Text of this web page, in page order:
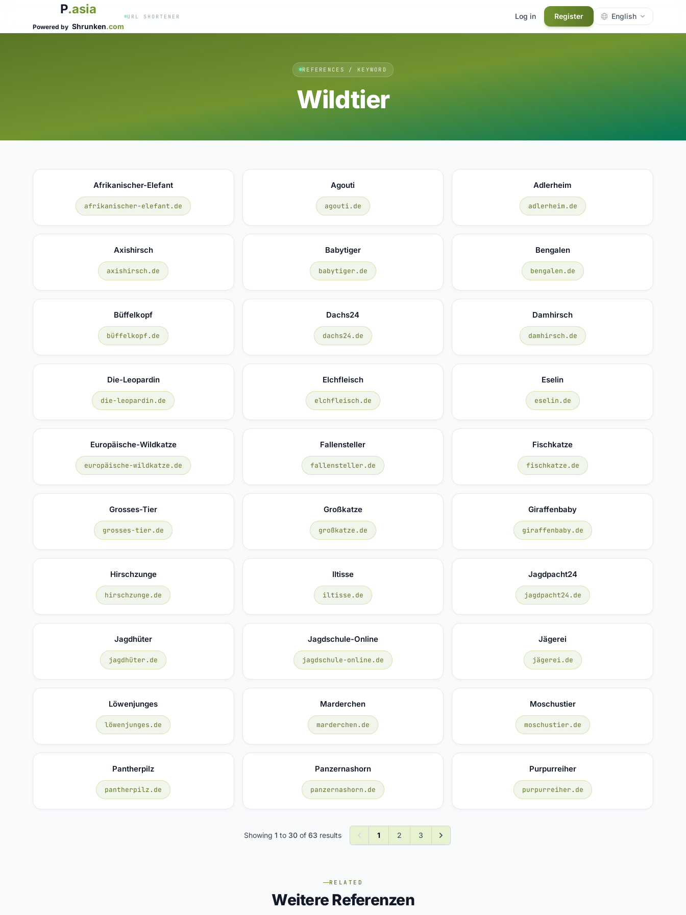
P.asia
Powered by Shrunken.com
URL SHORTENER Log in Register English
REFERENCES / KEYWORD
Wildtier
Afrikanischer-Elefant
afrikanischer-elefant.de
Agouti
agouti.de
Adlerheim
adlerheim.de
Axishirsch
axishirsch.de
Babytiger
babytiger.de
Bengalen
bengalen.de
Büffelkopf
büffelkopf.de
Dachs24
dachs24.de
Damhirsch
damhirsch.de
Die-Leopardin
die-leopardin.de
Elchfleisch
elchfleisch.de
Eselin
eselin.de
Europäische-Wildkatze
europäische-wildkatze.de
Fallensteller
fallensteller.de
Fischkatze
fischkatze.de
Grosses-Tier
grosses-tier.de
Großkatze
großkatze.de
Giraffenbaby
giraffenbaby.de
Hirschzunge
hirschzunge.de
Iltisse
iltisse.de
Jagdpacht24
jagdpacht24.de
Jagdhüter
jagdhüter.de
Jagdschule-Online
jagdschule-online.de
Jägerei
jägerei.de
Löwenjunges
löwenjunges.de
Marderchen
marderchen.de
Moschustier
moschustier.de
Pantherpilz
pantherpilz.de
Panzernashorn
panzernashorn.de
Purpurreiher
purpurreiher.de
Showing 1 to 30of 63 results 1 2 3
RELATED
Weitere Referenzen